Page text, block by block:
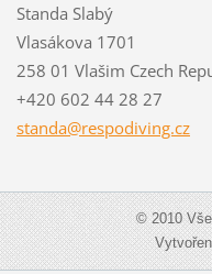
Standa Slabý
Vlasákova 1701
258 01 Vlašim Czech
+420 602 44 28 27
standa@respodiving.cz
© 2010